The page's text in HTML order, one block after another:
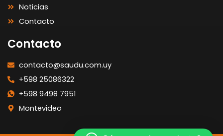
Noticias
Contacto
Contacto
contacto@saudu.com.uy
+598 25086322
+598 9498 7951
Montevideo